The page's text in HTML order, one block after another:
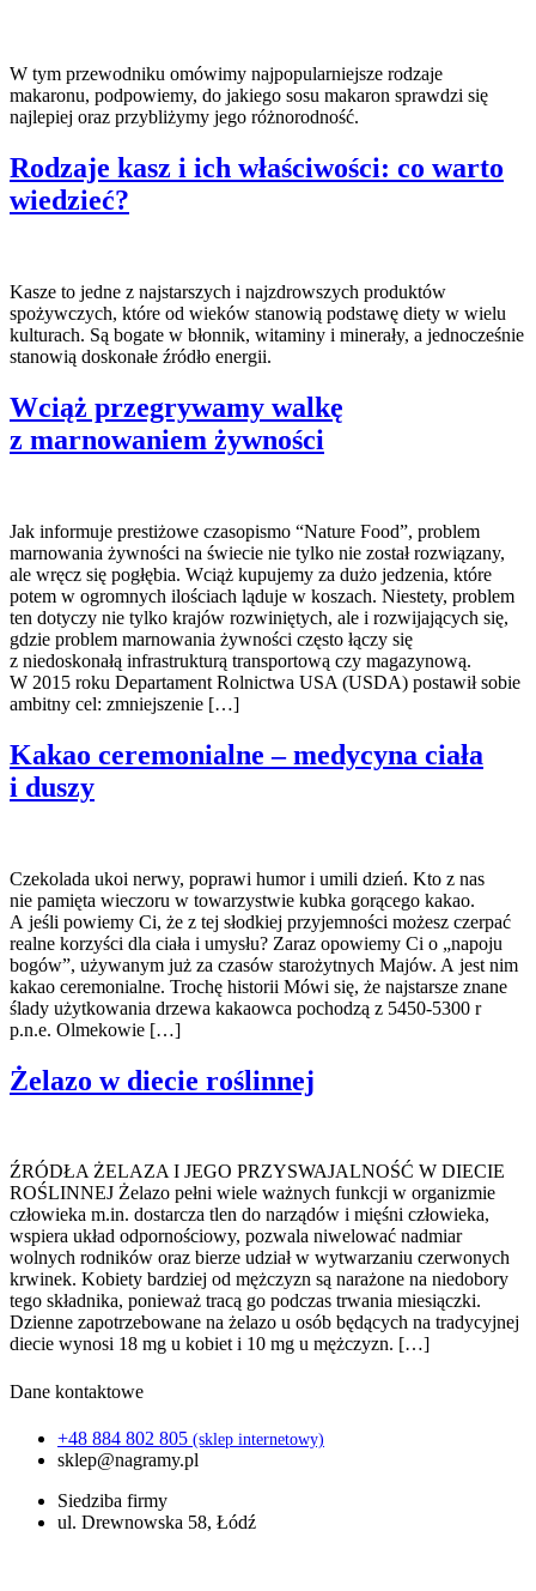
W tym przewodniku omówimy najpopularniejsze rodzaje
makaronu, podpowiemy, do jakiego sosu makaron sprawdzi się
najlepiej oraz przybliżymy jego różnorodność.
Rodzaje kasz i ich właściwości: co warto
wiedzieć?
Kasze to jedne z najstarszych i najzdrowszych produktów
spożywczych, które od wieków stanowią podstawę diety w wielu
kulturach. Są bogate w błonnik, witaminy i minerały, a jednocześnie
stanowią doskonałe źródło energii.
Wciąż przegrywamy walkę
z marnowaniem żywności
Jak informuje prestiżowe czasopismo “Nature Food”, problem
marnowania żywności na świecie nie tylko nie został rozwiązany,
ale wręcz się pogłębia. Wciąż kupujemy za dużo jedzenia, które
potem w ogromnych ilościach ląduje w koszach. Niestety, problem
ten dotyczy nie tylko krajów rozwiniętych, ale i rozwijających się,
gdzie problem marnowania żywności często łączy się
z niedoskonałą infrastrukturą transportową czy magazynową.
W 2015 roku Departament Rolnictwa USA (USDA) postawił sobie
ambitny cel: zmniejszenie […]
Kakao ceremonialne – medycyna ciała
i duszy
Czekolada ukoi nerwy, poprawi humor i umili dzień. Kto z nas
nie pamięta wieczoru w towarzystwie kubka gorącego kakao.
A jeśli powiemy Ci, że z tej słodkiej przyjemności możesz czerpać
realne korzyści dla ciała i umysłu? Zaraz opowiemy Ci o „napoju
bogów”, używanym już za czasów starożytnych Majów. A jest nim
kakao ceremonialne. Trochę historii Mówi się, że najstarsze znane
ślady użytkowania drzewa kakaowca pochodzą z 5450-5300 r
p.n.e. Olmekowie […]
Żelazo w diecie roślinnej
ŹRÓDŁA ŻELAZA I JEGO PRZYSWAJALNOŚĆ W DIECIE
ROŚLINNEJ Żelazo pełni wiele ważnych funkcji w organizmie
człowieka m.in. dostarcza tlen do narządów i mięśni człowieka,
wspiera układ odpornościowy, pozwala niwelować nadmiar
wolnych rodników oraz bierze udział w wytwarzaniu czerwonych
krwinek. Kobiety bardziej od mężczyzn są narażone na niedobory
tego składnika, ponieważ tracą go podczas trwania miesiączki.
Dzienne zapotrzebowane na żelazo u osób będących na tradycyjnej
diecie wynosi 18 mg u kobiet i 10 mg u mężczyzn. […]
Dane kontaktowe
+48 884 802 805 (sklep internetowy)
sklep@nagramy.pl
Siedziba firmy
ul. Drewnowska 58, Łódź